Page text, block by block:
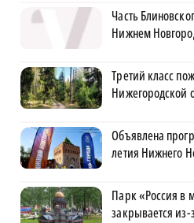
Часть
Нижнем
Третий класс
Нижегородской
Объявлена
летия Нижнего
Парк «Россия в
закрывается из-